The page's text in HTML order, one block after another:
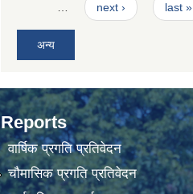
next › last »
अन्य
Reports
वार्षिक प्रगति प्रतिवेदन
चौमासिक प्रगति प्रतिवेदन